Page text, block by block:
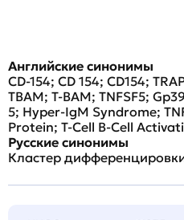
Английские синонимы
CD-154; CD 154; CD154;
TBAM; T-BAM; TNFSF5;
5; Hyper-IgM Syndrome;
Protein; T-Cell B-Cell
Русские синонимы
Кластер